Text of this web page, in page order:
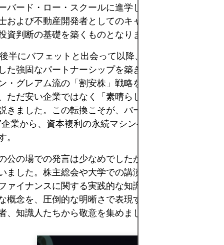
バード・ロー・スクールに進学し、弁護士資格を取
および不動産開発者としてのキャリアは、彼の実践
資判断の基礎を築くものとなりました。
半にバフェットと出会って以降、二人は知的誠実さ
た強固なパートナーシップを築きました。バフェッ
・グレアム流の「割安株」戦略を重視していた頃、
ただ安い企業ではなく「素晴らしいビジネス」に注
きました。この転換こそが、バークシャー・ハサウェ
企業から、資本複利の永続マシンへと変貌させるきっ
。
公の場での発言は少なめでしたが、その内容は常に
ました。株主総会や大学での講演は、合理性、批判
ァイナンスに関する実践的な知識の宝庫として知ら
概念を、圧倒的な明晰さで表現する彼の能力は、世
、知識人たちから敬意を集めました。